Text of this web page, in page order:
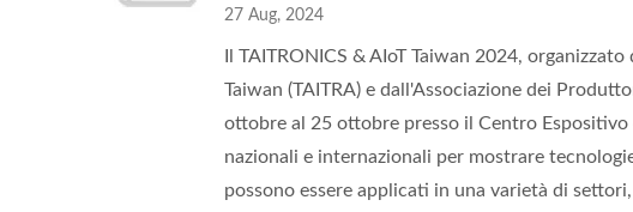
27 Aug, 2024
Il TAITRONICS & AIoT Taiwan 2024,
Taiwan (TAITRA) e dall'Associazione dei
ottobre al 25 ottobre presso il Centro
nazionali e internazionali per mostrare
possono essere applicati in una varietà di